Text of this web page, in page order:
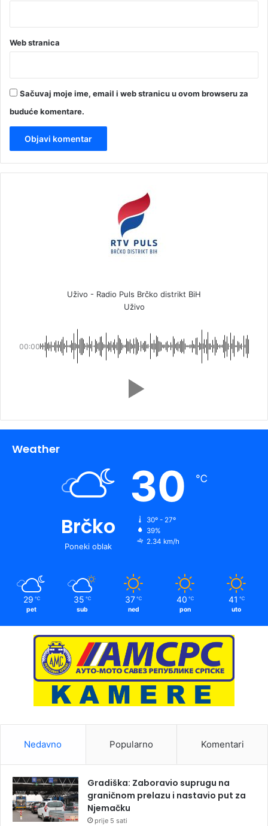
Web stranica
Sačuvaj moje ime, email i web stranicu u ovom browseru za
buduće komentare.
Uživo - Radio Puls Brčko distrikt BiH
Uživo
00:00
Weather
Brčko
Poneki oblak
30 ℃
30º - 27º
39%
2.34 km/h
29 ℃
pet
35 ℃
sub
37 ℃
ned
40 ℃
pon
41 ℃
uto
Nedavno Popularno Komentari
Gradiška: Zaboravio suprugu na
graničnom prelazu i nastavio put za
Njemačku
prije 5 sati